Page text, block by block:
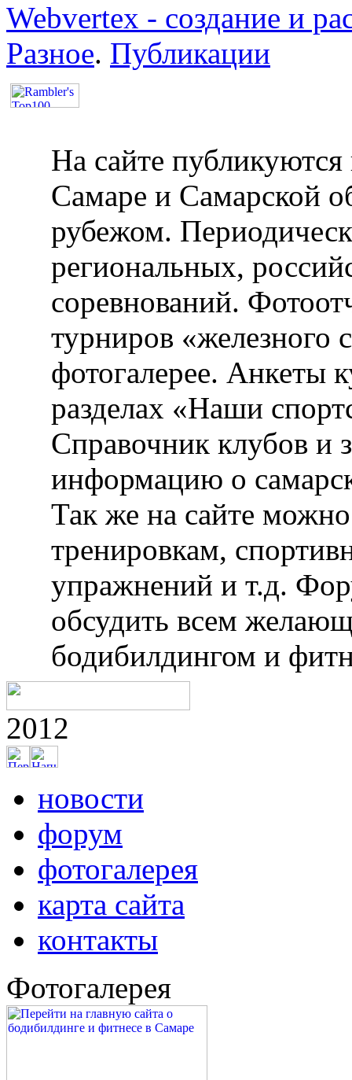
Webvertex - создание и
Разное. Публикации
На сайте публикуются
Самаре и Самарской
рубежом.
региональных,
соревнований.
турниров «железного
фотогалерее. Анкеты
разделах «Наши
Справочник клубов и
информацию о
Так же на сайте
тренировкам,
упражнений и т.д.
обсудить всем
бодибилдингом и
2012
новости
форум
фотогалерея
карта сайта
контакты
Фотогалерея